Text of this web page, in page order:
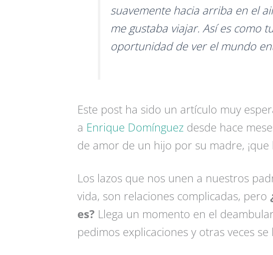
suavemente hacia arriba en el
me gustaba viajar. Así es como
oportunidad de ver el mundo
Este post ha sido un artículo muy
a Enrique Domínguezdesde hace
de amor de un hijo por su madre,
Los lazos que nos unen a nuestros
vida, son relaciones complicadas, pero
es? Llega un momento en el
pedimos explicaciones y otras veces